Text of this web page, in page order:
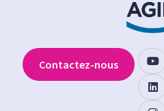
Contactez-nous